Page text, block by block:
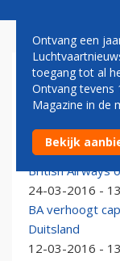
BRITISH
British Airways:
30-03-2016 -
British Airways
24-03-2016 -
BA verhoogt
Duitsland
12-03-2016 -
Ontvang een
toegang tot al
Ontvang tevens
Magazine in de
Bekijk